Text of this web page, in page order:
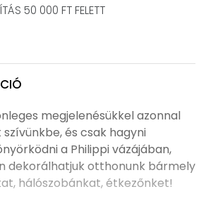
50 000 FT FELETT
megjelenésükkel azonnal
és csak hagyni
a Philippi vázájában,
dekorálhatjuk otthonunk bármely
hálószobánkat, étkezőnket!